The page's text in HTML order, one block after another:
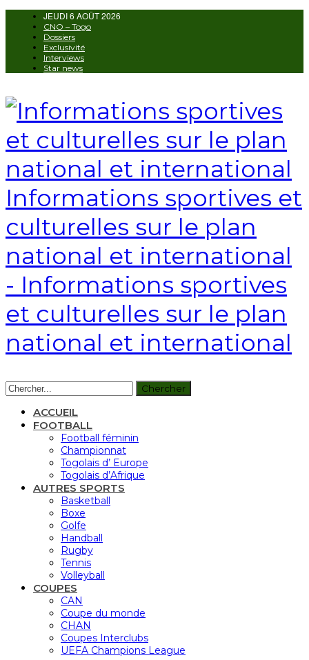
JEUDI 6 AOÛT 2026
CNO – Togo
Dossiers
Exclusivité
Interviews
Star news
Informations sportives et
culturelles sur le plan
national et international
- Informations sportives
et culturelles sur le plan
national et international
ACCUEIL
FOOTBALL
Football féminin
Championnat
Togolais d’ Europe
Togolais d’Afrique
AUTRES SPORTS
Basketball
Boxe
Golfe
Handball
Rugby
Tennis
Volleyball
COUPES
CAN
Coupe du monde
CHAN
Coupes Interclubs
UEFA Champions League
AUTORISATION DE LA HAAC N°0134/